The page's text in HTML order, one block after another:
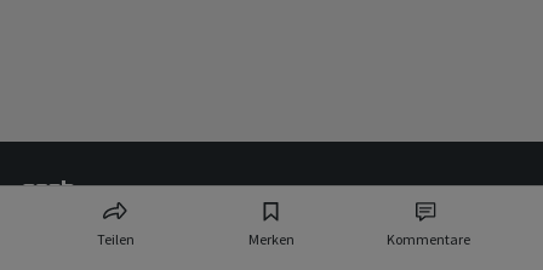
Teilen Merken Kommentare